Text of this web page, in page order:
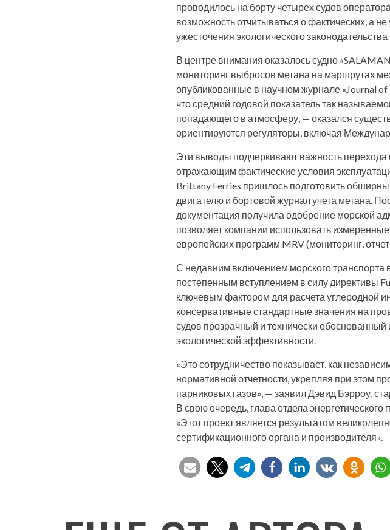
проводилось на борту четырех судов
возможность отчитываться о фактических, а
ужесточения экологического законодательства
В центре внимания оказалось судно
мониторинг выбросов метана на маршрутах
опубликованные в научном журнале «Journal of
что средний годовой показатель так
попадающего в атмосферу, — оказался
ориентируются регуляторы, включая
Эти выводы подчеркивают важность перехода
отражающим фактические условия
Brittany Ferries пришлось подготовить
двигателю и бортовой журнал учета метана.
документация получила одобрение морской
позволяет компании использовать
европейских программ MRV (мониторинг,
С недавним включением морского транспорта
постепенным вступлением в силу директивы
ключевым фактором для расчета углеродной
консервативные стандартные значения на
судов прозрачный и технически
экологической эффективности.
«Это сотрудничество показывает, как
нормативной отчетности, укрепляя при этом
парниковых газов», — заявил Дэвид Бэрроу,
В свою очередь, глава отдела
«Этот проект является результатом
сертификационного органа и производителя».